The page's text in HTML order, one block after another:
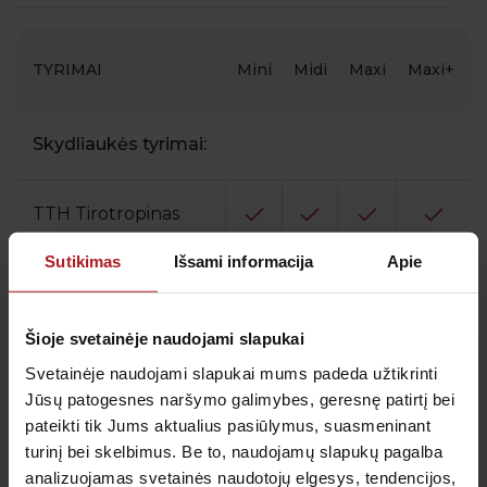
Sutikimas Išsami informacija Apie
Šioje svetainėje naudojami slapukai
Svetainėje naudojami slapukai mums padeda užtikrinti
Jūsų patogesnes naršymo galimybes, geresnę patirtį bei
pateikti tik Jums aktualius pasiūlymus, suasmeninant
turinį bei skelbimus. Be to, naudojamų slapukų pagalba
analizuojamas svetainės naudotojų elgesys, tendencijos,
TYRIMAI Mini Midi Maxi Maxi+
Skydliaukės tyrimai:
TTH Tirotropinas
LT4 Laisvasis
tiroksinas
LT3 Laisvasis
trijodtironinas
ATPO Antikūnai
prieš skydliaukės
peroksidazę